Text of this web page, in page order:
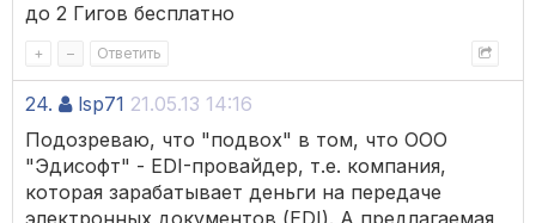
до 2 Гигов бесплатно
+ – Ответить
24. lsp71 21.05.13 14:16
Подозреваю, что "подвох" в том, что ООО
"Эдисофт" - EDI-провайдер, т.е. компания,
которая зарабатывает деньги на передаче